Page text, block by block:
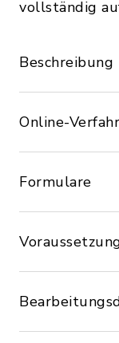
vollständig
Beschreibung
Online-
Formulare